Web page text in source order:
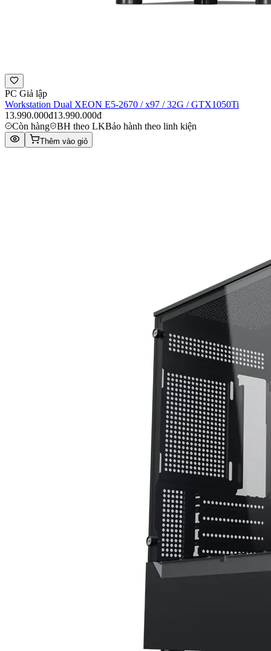
PC Giả lập
Workstation Dual XEON E5-2670 / x97 / 32G / GTX1050Ti
13.990.000đ13.990.000đ
Còn hàng
BH theo LKBảo hành theo linh kiện
Thêm vào giỏ